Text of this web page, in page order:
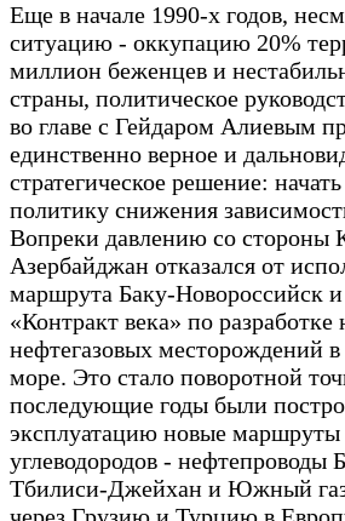
Еще в начале 1990-х годов,
ситуацию - оккупацию 20%
миллион беженцев и
страны, политическое
во главе с Гейдаром Алиевым
единственно верное и
стратегическое решение:
политику снижения
Вопреки давлению со стороны
Азербайджан отказался от
маршрута Баку-Новороссийск
«Контракт века» по разработке
нефтегазовых месторождений
море. Это стало поворотной
последующие годы были
эксплуатацию новые маршруты
углеводородов - нефтепроводы
Тбилиси-Джейхан и Южный